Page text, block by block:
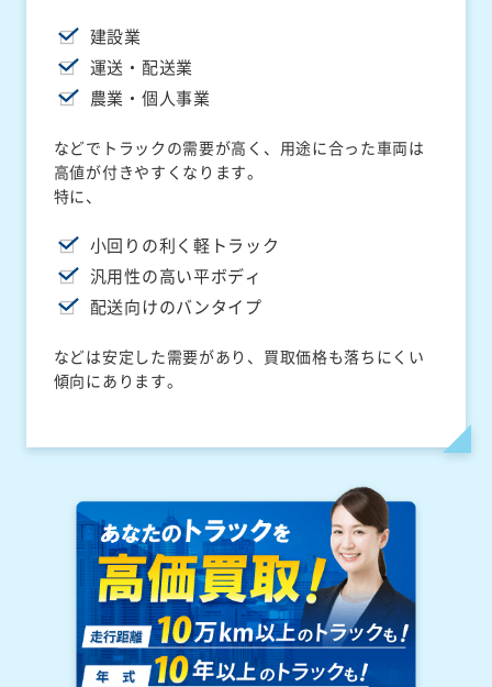
建設業
運送・配送業
農業・個人事業
などでトラックの需要が高く、用途に合った車両は
高値が付きやすくなります。
特に、
小回りの利く軽トラック
汎用性の高い平ボディ
配送向けのバンタイプ
などは安定した需要があり、買取価格も落ちにくい
傾向にあります。